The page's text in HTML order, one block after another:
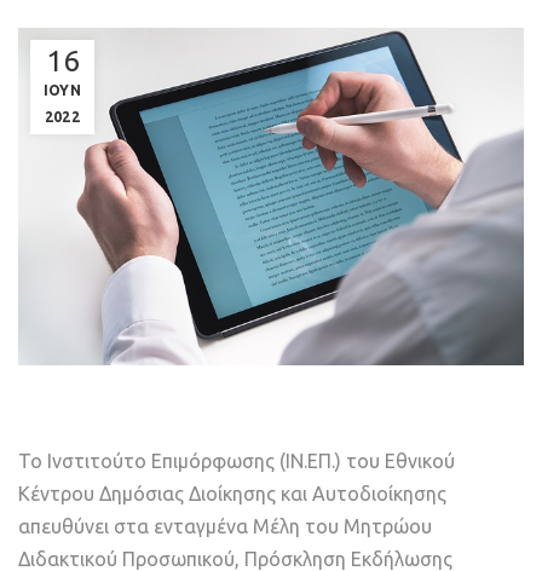
16
ΙΟΥΝ
2022
Το Ινστιτούτο Επιμόρφωσης (ΙΝ.ΕΠ.) του Εθνικού
Κέντρου Δημόσιας Διοίκησης και Αυτοδιοίκησης
απευθύνει στα ενταγμένα Μέλη του Μητρώου
Διδακτικού Προσωπικού, Πρόσκληση Εκδήλωσης